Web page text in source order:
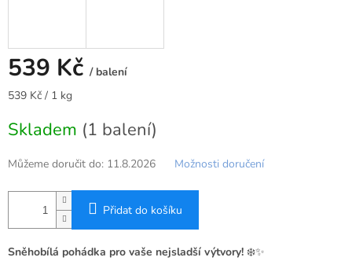
539 Kč / balení
Měrná
539 Kč / 1 kg
Skladem (1 balení)
Můžeme doručit do: 11.8.2026 Možnosti doručení
Přidat do košíku
Sněhobílá pohádka pro vaše nejsladší výtvory! ❄️✨